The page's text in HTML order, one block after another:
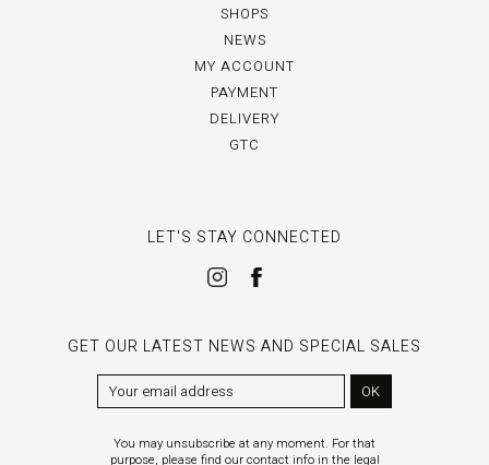
SHOPS
NEWS
MY ACCOUNT
PAYMENT
DELIVERY
GTC
LET'S STAY CONNECTED
GET OUR LATEST NEWS AND SPECIAL SALES
OK
You may unsubscribe at any moment. For that
purpose, please find our contact info in the legal